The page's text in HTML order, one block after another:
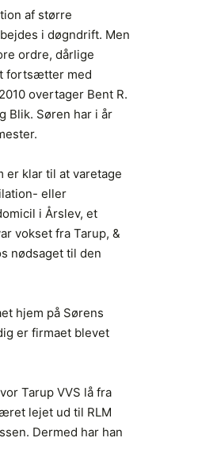
af større
i døgndrift. Men
ordre, dårlige
fortsætter med
overtager Bent R.
Blik. Søren har i år
er klar til at varetage
eller
i Årslev, et
vokset fra Tarup, &
nødsaget til den
hjem på Sørens
er firmaet blevet
Tarup VVS lå fra
lejet ud til RLM
Dermed har han